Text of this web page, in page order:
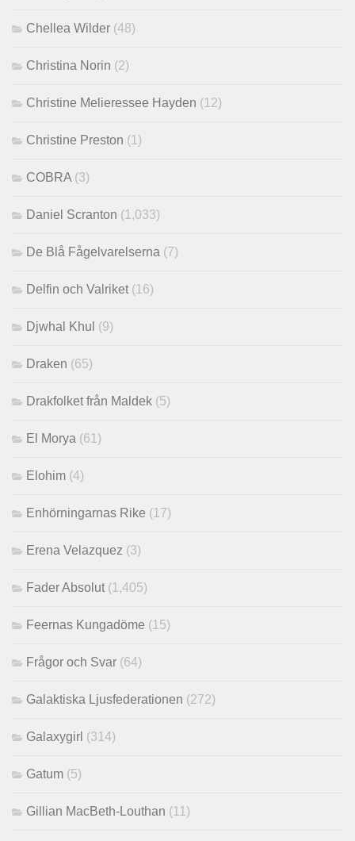
Chellea Wilder (48)
Christina Norin (2)
Christine Melieressee Hayden (12)
Christine Preston (1)
COBRA (3)
Daniel Scranton (1,033)
De Blå Fågelvarelserna (7)
Delfin och Valriket (16)
Djwhal Khul (9)
Draken (65)
Drakfolket från Maldek (5)
El Morya (61)
Elohim (4)
Enhörningarnas Rike (17)
Erena Velazquez (3)
Fader Absolut (1,405)
Feernas Kungadöme (15)
Frågor och Svar (64)
Galaktiska Ljusfederationen (272)
Galaxygirl (314)
Gatum (5)
Gillian MacBeth-Louthan (11)